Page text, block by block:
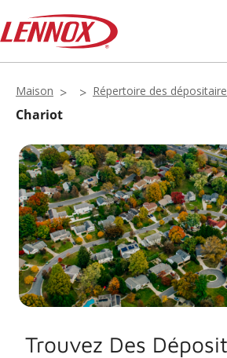
Maison Répertoire des
Chariot
Trouvez Des